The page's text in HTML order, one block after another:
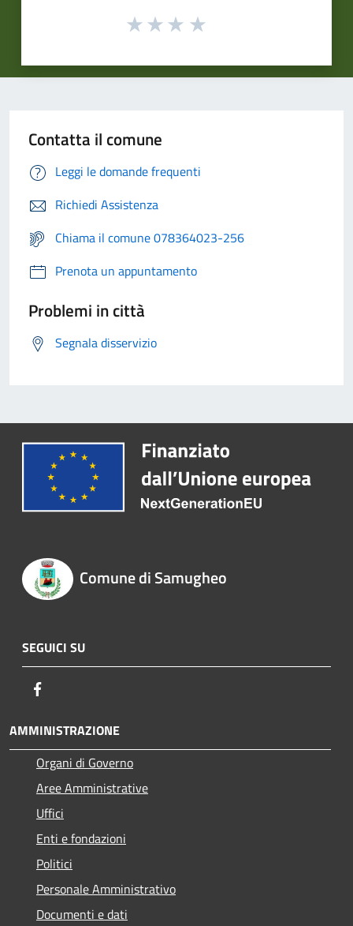
Contatta il comune
Leggi le domande frequenti
Richiedi Assistenza
Chiama il comune 078364023-256
Prenota un appuntamento
Problemi in città
Segnala disservizio
Comune di Samugheo
SEGUICI SU
AMMINISTRAZIONE
Organi di Governo
Aree Amministrative
Uffici
Enti e fondazioni
Politici
Personale Amministrativo
Documenti e dati